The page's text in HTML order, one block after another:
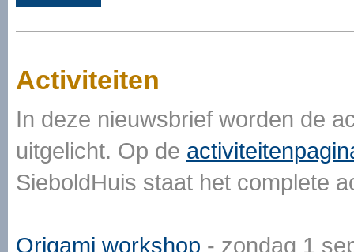
Activiteiten
In deze nieuwsbrief worden de
uitgelicht. Op de
SieboldHuis staat het complete
Origami workshop - zondag 1